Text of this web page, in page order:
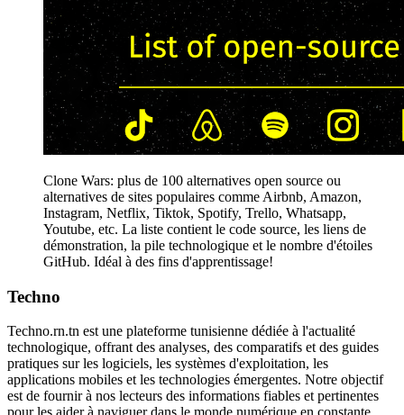
Clone Wars: plus de 100 alternatives open source ou
alternatives de sites populaires comme Airbnb, Amazon,
Instagram, Netflix, Tiktok, Spotify, Trello, Whatsapp,
Youtube, etc. La liste contient le code source, les liens de
démonstration, la pile technologique et le nombre d'étoiles
GitHub. Idéal à des fins d'apprentissage!
Techno
Techno.rn.tn est une plateforme tunisienne dédiée à l'actualité
technologique, offrant des analyses, des comparatifs et des guides
pratiques sur les logiciels, les systèmes d'exploitation, les
applications mobiles et les technologies émergentes. Notre objectif
est de fournir à nos lecteurs des informations fiables et pertinentes